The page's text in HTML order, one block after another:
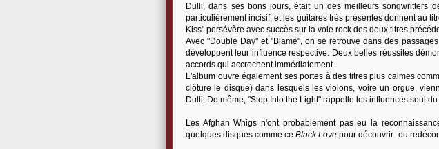
Dulli, dans ses bons jours, était un des meilleurs songwritters
particulièrement incisif, et les guitares très présentes donnent au
Kiss" persévère avec succès sur la voie rock des deux titres
Avec "Double Day" et "Blame", on se retrouve dans des
développent leur influence respective. Deux belles réussites
accords qui accrochent immédiatement.
L'album ouvre également ses portes à des titres plus calmes
clôture le disque) dans lesquels les violons, voire un orgue,
Dulli. De même, "Step Into the Light" rappelle les influences soul
Les Afghan Whigs n'ont probablement pas eu la
quelques disques comme ce Black Love pour découvrir -ou